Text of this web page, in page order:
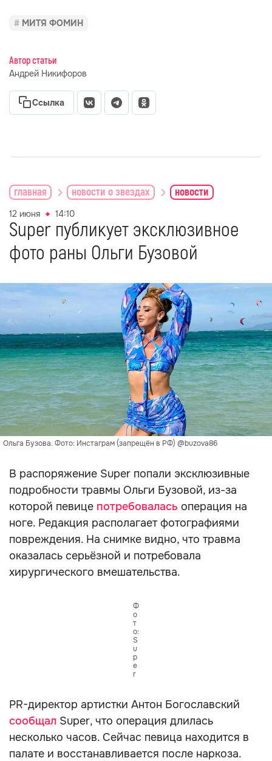
МИТЯ ФОМИН
Автор статьи
Андрей Никифоров
Ссылка
главная новости о звездах новости
12 июня 14:10
Super публикует эксклюзивное
фото раны Ольги Бузовой
Ольга Бузова. Фото: Инстаграм (запрещён в РФ) @buzova86
В распоряжение Super попали эксклюзивные
подробности травмы Ольги Бузовой, из-за
которой певице потребовалась операция на
ноге. Редакция располагает фотографиями
повреждения. На снимке видно, что травма
оказалась серьёзной и потребовала
хирургического вмешательства.
Ф
о
т
о:
S
u
p
e
r
PR-директор артистки Антон Богославский
сообщал Super, что операция длилась
несколько часов. Сейчас певица находится в
палате и восстанавливается после наркоза.